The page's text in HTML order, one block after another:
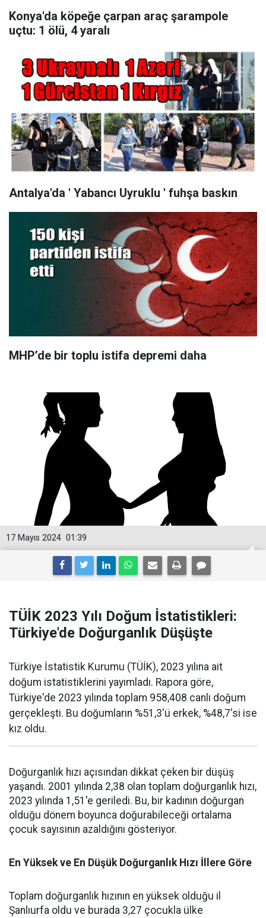
Konya'da köpeğe çarpan araç şarampole
uçtu: 1 ölü, 4 yaralı
Antalya'da ' Yabancı Uyruklu ' fuhşa baskın
MHP’de bir toplu istifa depremi daha
01:39
17 Mayıs 2024
TÜİK 2023 Yılı Doğum İstatistikleri:
Türkiye'de Doğurganlık Düşüşte
Türkiye İstatistik Kurumu (TÜİK), 2023 yılına ait
doğum istatistiklerini yayımladı. Rapora göre,
Türkiye'de 2023 yılında toplam 958,408 canlı doğum
gerçekleşti. Bu doğumların %51,3'ü erkek, %48,7'si ise
kız oldu.
Doğurganlık hızı açısından dikkat çeken bir düşüş
yaşandı. 2001 yılında 2,38 olan toplam doğurganlık hızı,
2023 yılında 1,51'e geriledi. Bu, bir kadının doğurgan
olduğu dönem boyunca doğurabileceği ortalama
çocuk sayısının azaldığını gösteriyor.
En Yüksek ve En Düşük Doğurganlık Hızı İllere Göre
Toplam doğurganlık hızının en yüksek olduğu il
Şanlıurfa oldu ve burada 3,27 çocukla ülke